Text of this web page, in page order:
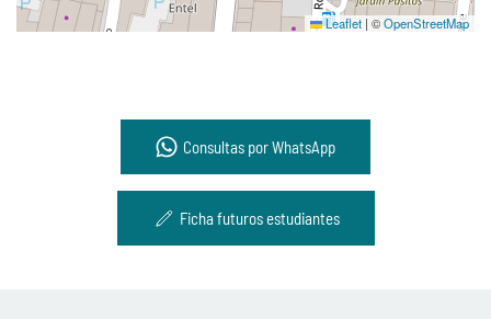
Leaflet | ©OpenStreetMap
Consultas por WhatsApp
Ficha futuros estudiantes